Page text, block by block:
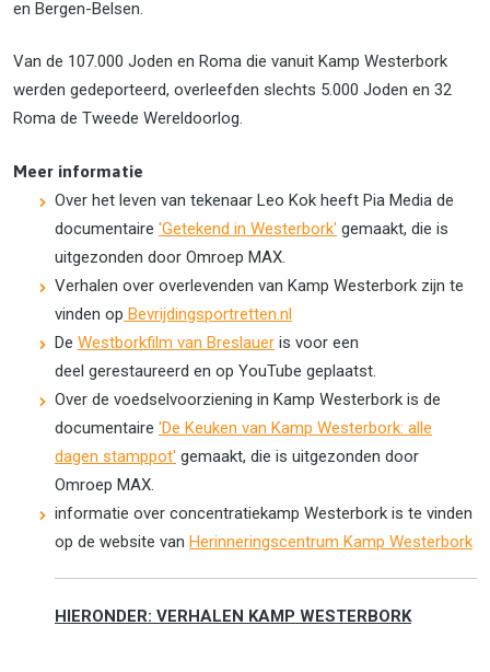
en Bergen-Belsen.
Van de 107.000 Joden en Roma die vanuit Kamp Westerbork
werden gedeporteerd, overleefden slechts 5.000 Joden en 32
Roma de Tweede Wereldoorlog.
Meer informatie
Over het leven van tekenaar Leo Kok heeft Pia Media de
documentaire 'Getekend in Westerbork' gemaakt, die is
uitgezonden door Omroep MAX.
Verhalen over overlevenden van Kamp Westerbork zijn te
vinden op Bevrijdingsportretten.nl
De Westborkfilm van Breslauer is voor een
deel gerestaureerd en op YouTube geplaatst.
Over de voedselvoorziening in Kamp Westerbork is de
documentaire 'De Keuken van Kamp Westerbork: alle
dagen stamppot' gemaakt, die is uitgezonden door
Omroep MAX.
informatie over concentratiekamp Westerbork is te vinden
op de website van Herinneringscentrum Kamp Westerbork
HIERONDER: VERHALEN KAMP WESTERBORK